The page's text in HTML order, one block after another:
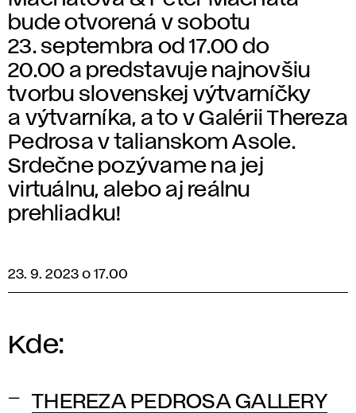
bude otvorená v sobotu
23. septembra od 17.00 do
20.00 a predstavuje najnovšiu
tvorbu slovenskej výtvarníčky
a výtvarníka, a to v Galérii Thereza
Pedrosa v talianskom Asole.
Srdečne pozývame na jej
virtuálnu, alebo aj reálnu
prehliadku!
23. 9. 2023 o 17.00
Kde:
THEREZA PEDROSA GALLERY